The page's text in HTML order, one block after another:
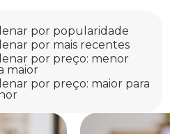
por popularidade
por mais recentes
por preço: menor
maior
por preço: maior para